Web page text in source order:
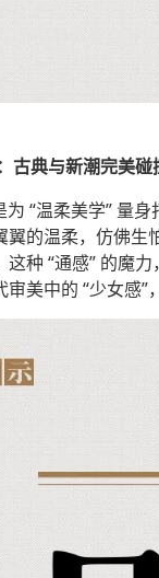
古典与新潮完美碰
“温柔美学” 量
翼的温柔，仿佛生
这种 “通感” 的魔
美中的 “少女感